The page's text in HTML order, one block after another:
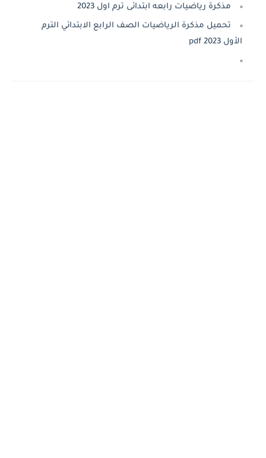
مذكرة رياضيات رابعه ابتدائى ترم اول 2023
تحميل مذكرة الرياضيات الصف الرابع الابتدائي الترم
الأول 2023 pdf